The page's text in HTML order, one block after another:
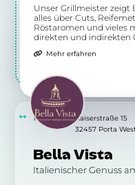
Unser Grillmeister zeigt
alles über Cuts,
Röstaromen und vieles
direkten und indirekten
die richtige Zubereitung
Mehr erfahren
Bella Vista
Italienischer Genuss
1.23 km
Kaiserstraße 15
32457 Porta